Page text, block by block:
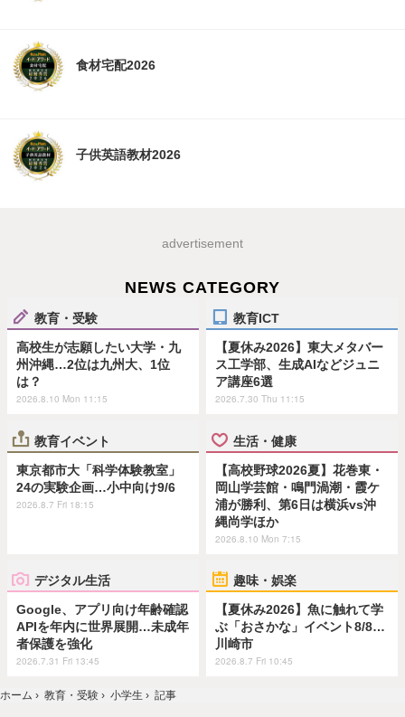
食材宅配2026
子供英語教材2026
advertisement
NEWS CATEGORY
教育・受験
高校生が志願したい大学・九
州沖縄…2位は九州大、1位
は？
2026.8.10 Mon 11:15
教育ICT
【夏休み2026】東大メタバー
ス工学部、生成AIなどジュニ
ア講座6選
2026.7.30 Thu 11:15
教育イベント
東京都市大「科学体験教室」
24の実験企画…小中向け9/6
2026.8.7 Fri 18:15
生活・健康
【高校野球2026夏】花巻東・
岡山学芸館・鳴門渦潮・霞ケ
浦が勝利、第6日は横浜vs沖
縄尚学ほか
2026.8.10 Mon 7:15
デジタル生活
Google、アプリ向け年齢確認
APIを年内に世界展開…未成年
者保護を強化
2026.7.31 Fri 13:45
趣味・娯楽
【夏休み2026】魚に触れて学
ぶ「おさかな」イベント8/8…
川崎市
2026.8.7 Fri 10:45
ホーム › 教育・受験 › 小学生 › 記事